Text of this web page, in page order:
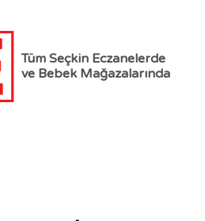
Tüm Seçkin Eczanelerde
ve Bebek Mağazalarında